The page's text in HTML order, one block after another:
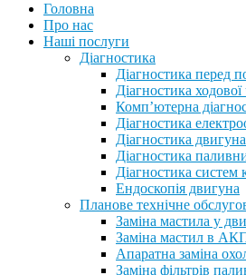
Головна
Про нас
Наші послуги
Діагностика
Діагностика перед
Діагностика
Комп’ютерна
Діагностика
Діагностика двигуна
Діагностика
Діагностика систем
Ендоскопія двигуна
Планове технічне
Заміна мастила у
Заміна мастил в
Апаратна заміна
Заміна фільтрів